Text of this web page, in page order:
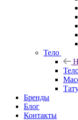
Тело
Бренды
Блог
Контакты